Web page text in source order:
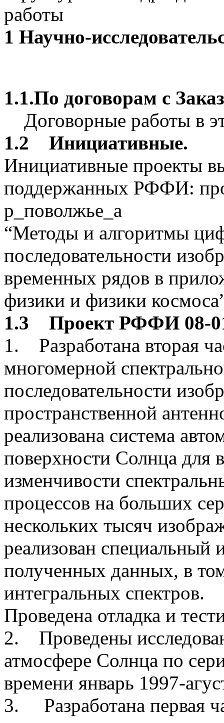
работы
1 Научно-
1.1.По договорам с
Договорные работы в
1.2 Инициативные.
Инициативные проекты
поддержанных РФФИ:
р_поволжье_а
“Методы и алгоритмы
последовательности
временных рядов в
физики и физики
1.3 Проект РФФИ 08-
1. Разработана вторая
многомерной
последовательности
пространственной
реализована система
поверхности Солнца для
изменчивости
процессов на больших
нескольких тысяч
реализован специальный
полученных данных, в
интегральных спектров.
Проведена отладка и
2. Проведены
атмосфере Солнца по
времени январь 1997-
3. Разработана первая